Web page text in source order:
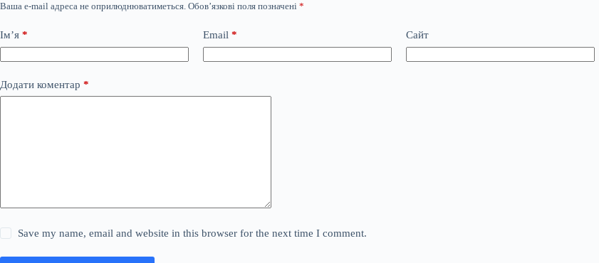
Ваша e-mail адреса не оприлюднюватиметься. Обов’язкові поля позначені *
Ім’я * Email * Сайт
Додати коментар *
Save my name, email and website in this browser for the next time I comment.